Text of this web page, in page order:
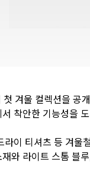
겨울 컬렉션을 공
착안한 기능성을
이 티셔츠 등 겨울
와 라이트 스톰 블